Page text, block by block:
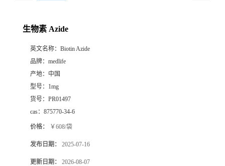
生物素 Azide
英文名称： Biotin Azide
品牌： medlife
产地： 中国
型号： 1mg
货号： PR01497
cas： 875770-34-6
价格： ￥608/袋
发布日期： 2025-07-16
更新日期： 2026-08-07